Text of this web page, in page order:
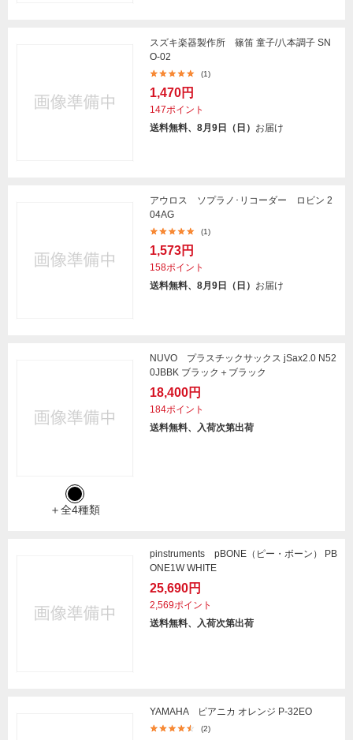
スズキ楽器製作所 篠笛 童子/八本調子 SN
O-02
(1)
1,470円
147ポイント
送料無料、8月9日（日） お届け
アウロス ソプラノ･リコーダー ロビン 2
04AG
(1)
1,573円
158ポイント
送料無料、8月9日（日） お届け
＋全4種類
NUVO プラスチックサックス jSax2.0 N52
0JBBK ブラック＋ブラック
18,400円
184ポイント
送料無料、入荷次第出荷
pinstruments pBONE（ピー・ボーン） PB
ONE1W WHITE
25,690円
2,569ポイント
送料無料、入荷次第出荷
YAMAHA ピアニカ オレンジ P-32EO
(2)